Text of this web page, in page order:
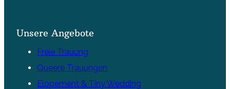
Unsere Angebote
Freie Trauung
Queere Trauungen
Elopement & Tiny Wedding